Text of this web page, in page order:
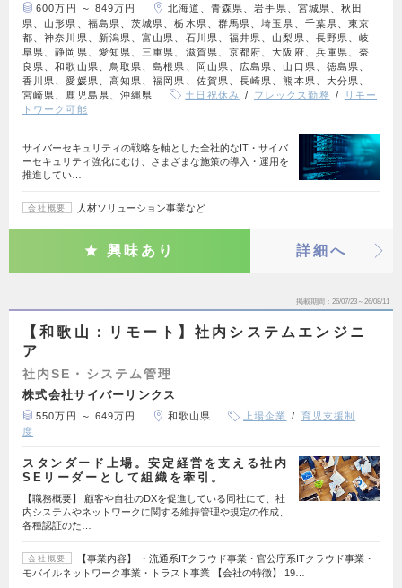
600万円 ～ 849万円
北海道、青森県、岩手県、宮城県、秋田
県、山形県、福島県、茨城県、栃木県、群馬県、埼玉県、千葉県、東京
都、神奈川県、新潟県、富山県、石川県、福井県、山梨県、長野県、岐
阜県、静岡県、愛知県、三重県、滋賀県、京都府、大阪府、兵庫県、奈
良県、和歌山県、鳥取県、島根県、岡山県、広島県、山口県、徳島県、
香川県、愛媛県、高知県、福岡県、佐賀県、長崎県、熊本県、大分県、
宮崎県、鹿児島県、沖縄県
土日祝休み フレックス勤務
リモー
トワーク可能
サイバーセキュリティの戦略を軸とした全社的なIT・サイバ
ーセキュリティ強化にむけ、さまざまな施策の導入・運用を
推進してい…
会社概要 人材ソリューション事業など
興味あり 詳細へ
掲載期間 26/07/23～26/08/11
【和歌山：リモート】社内システムエンジニ
ア
社内SE・システム管理
株式会社サイバーリンクス
550万円 ～ 649万円 和歌山県 上場企業
育児支援制
度
スタンダード上場。安定経営を支える社内
SEリーダーとして組織を牽引。
【職務概要】 顧客や自社のDXを促進している同社にて、社
内システムやネットワークに関する維持管理や規定の作成、
各種認証のた…
会社概要
【事業内容】 ・流通系ITクラウド事業・官公庁系ITクラウド事業・
モバイルネットワーク事業・トラスト事業 【会社の特徴】 19…